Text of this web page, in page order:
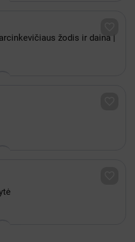
žodis ir daina |